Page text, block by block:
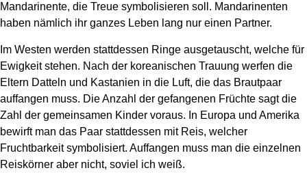
Mandarinente, die Treue symbolisieren soll. Mandarinenten
haben nämlich ihr ganzes Leben lang nur einen Partner.
Im Westen werden stattdessen Ringe ausgetauscht, welche für
Ewigkeit stehen. Nach der koreanischen Trauung werfen die
Eltern Datteln und Kastanien in die Luft, die das Brautpaar
auffangen muss. Die Anzahl der gefangenen Früchte sagt die
Zahl der gemeinsamen Kinder voraus. In Europa und Amerika
bewirft man das Paar stattdessen mit Reis, welcher
Fruchtbarkeit symbolisiert. Auffangen muss man die einzelnen
Reiskörner aber nicht, soviel ich weiß.